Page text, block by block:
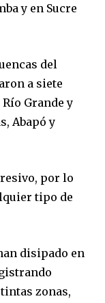
y en Sucre
del
a siete
Grande y
Abapó y
por lo
tipo de
disipado en
zonas,